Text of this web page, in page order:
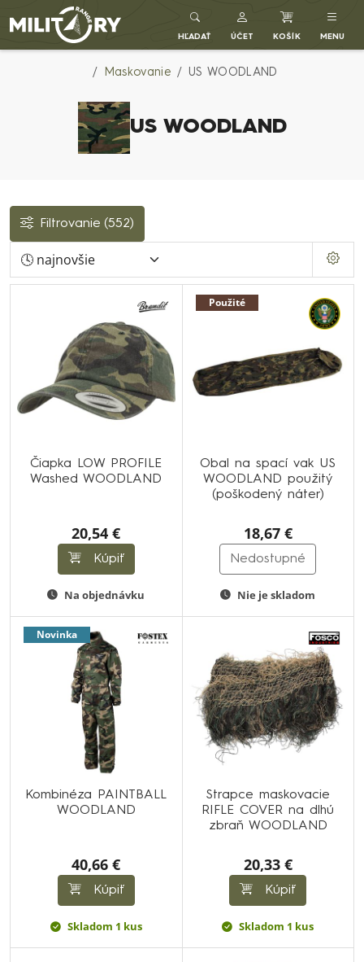
Army shop MILITARY RANGE SK
HĽADAŤ ÚČET KOŠÍK MENU
Maskovanie US WOODLAND
US WOODLAND
Filtrovanie (552)
Čiapka LOW PROFILE
Washed WOODLAND
20,54 €
Kúpiť
Na objednávku
Použité
Obal na spací vak US
WOODLAND použitý
(poškodený náter)
18,67 €
Nedostupné
Nie je skladom
Novinka
Kombinéza PAINTBALL
WOODLAND
40,66 €
Kúpiť
Skladom 1 kus
Strapce maskovacie
RIFLE COVER na dlhú
zbraň WOODLAND
20,33 €
Kúpiť
Skladom 1 kus